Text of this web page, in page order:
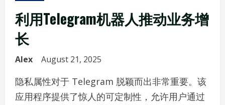
利用Telegram机器人推动业务增
长
Alex August 21, 2025
隐私属性对于 Telegram 脱颖而出非常重要。该
应用程序提供了惊人的可定制性，允许用户通过